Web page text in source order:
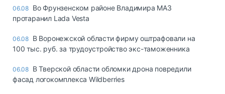
06.08 Во Фрунзенском районе Владимира МАЗ
протаранил Lada Vesta
06.08 В Воронежской области фирму оштрафовали на
100 тыс. руб. за трудоустройство экс-таможенника
06.08 В Тверской области обломки дрона повредили
фасад логокомплекса Wildberries